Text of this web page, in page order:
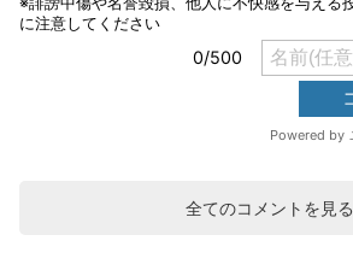
全てのコメントを見る